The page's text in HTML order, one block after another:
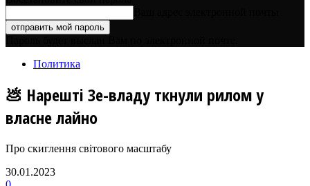
Политика
💩 Нарешті Зе-владу ткнули рилом у
власне лайно
Про скиглення світового масштабу
30.01.2023